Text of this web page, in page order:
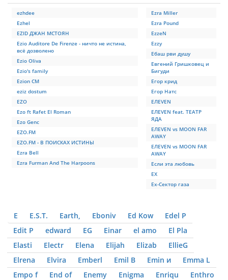
ezhdee
Ezhel
EZID ДЖАН МСТОЯН
Ezio Auditore De Firenze - ничто не истина,
всё дозволено
Ezio Oliva
Ezio's family
Ezion CM
eziz dostum
EZO
Ezo ft Rafet El Roman
Ezo Genc
EZO.FM
EZO.FM - В ПОИСКАХ ИСТИНЫ
Ezra Bell
Ezra Furman And The Harpoons
Ezra Miller
Ezra Pound
EzzeN
Ezzy
Eбаш рви душу
Eвгeний Гришковец и
Бигyди
Eгор крид
Eгор Натс
EЛEVEN
EЛEVEN feat. ТЕАТР
ЯДА
EЛEVEN vs MOON FAR
AWAY
EЛEVEN vs MOON FAR
AWAY
Eсли эта любовь
EХ
Eх-Сектор газа
E E.S.T. Earth, Eboniv Ed Kow
Edel P
Edit P
edward EG Einar el amo
El Pla
Elasti
Electr Elena Elijah Elizab
EllieG
Elrena
Elvira Emberl Emil B Emin и
Emma L
Empo f
End of Enemy Enigma Enriqu
Enthro